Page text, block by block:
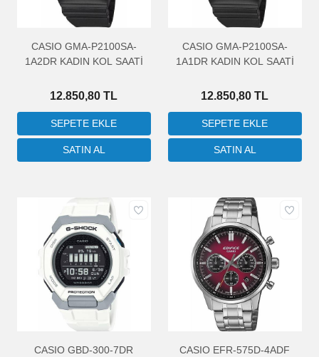
CASIO GMA-P2100SA-
1A2DR KADIN KOL SAATİ
12.850,80 TL
CASIO GMA-P2100SA-
1A1DR KADIN KOL SAATİ
12.850,80 TL
CASIO GBD-300-7DR
CASIO EFR-575D-4ADF